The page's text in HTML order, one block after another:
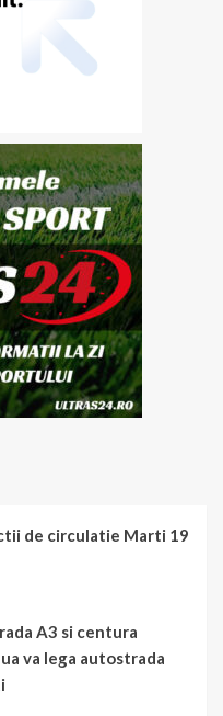
de circulatie Marti 19
A3 si centura
va lega autostrada